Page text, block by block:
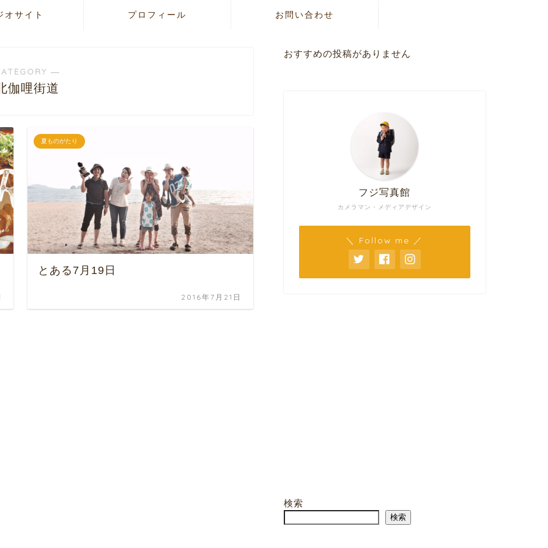
オサイト プロフィール お問い合わせ
―
伽哩街道
夏ものがたり
とある7月19日
2016年7月21日
おすすめの投稿がありません
カメラマン・メディアデザイン
フジ写真館
＼ Follow me ／
検索
検索